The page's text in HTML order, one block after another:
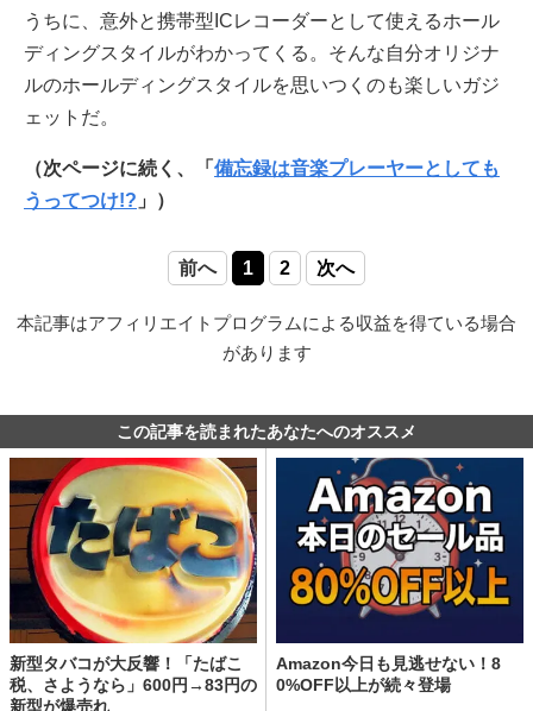
うちに、意外と携帯型ICレコーダーとして使えるホール
ディングスタイルがわかってくる。そんな自分オリジナ
ルのホールディングスタイルを思いつくのも楽しいガジ
ェットだ。
（次ページに続く、「 備忘録は音楽プレーヤーとしても
うってつけ!? 」）
前へ 1 2 次へ
本記事はアフィリエイトプログラムによる収益を得ている場合
があります
この記事を読まれたあなたへのオススメ
新型タバコが大反響！「たばこ
税、さようなら」600円→83円の
新型が爆売れ
Amazon今日も見逃せない！8
0%OFF以上が続々登場